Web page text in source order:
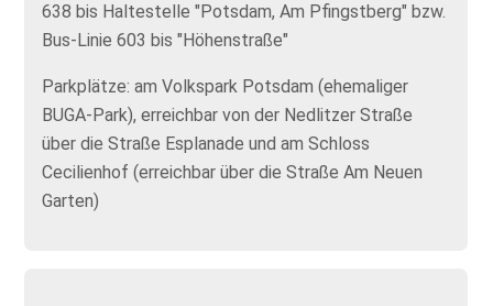
638 bis Haltestelle "Potsdam, Am Pfingstberg" bzw.
Bus-Linie 603 bis "Höhenstraße"
Parkplätze: am Volkspark Potsdam (ehemaliger
BUGA-Park), erreichbar von der Nedlitzer Straße
über die Straße Esplanade und am Schloss
Cecilienhof (erreichbar über die Straße Am Neuen
Garten)